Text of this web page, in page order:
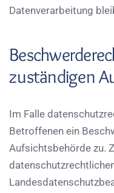
Datenverarbeitung
zuständigen
Im Falle
Betroffenen ein
Aufsichtsbehörde zu.